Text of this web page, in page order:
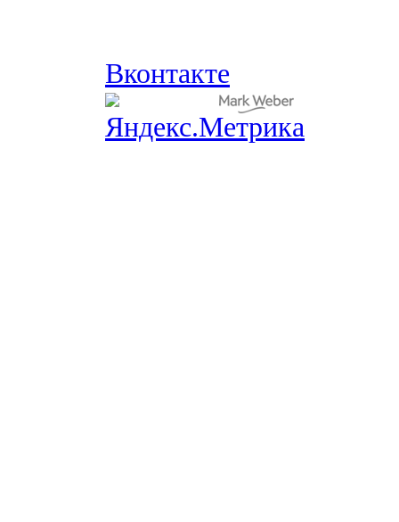
Вконтакте